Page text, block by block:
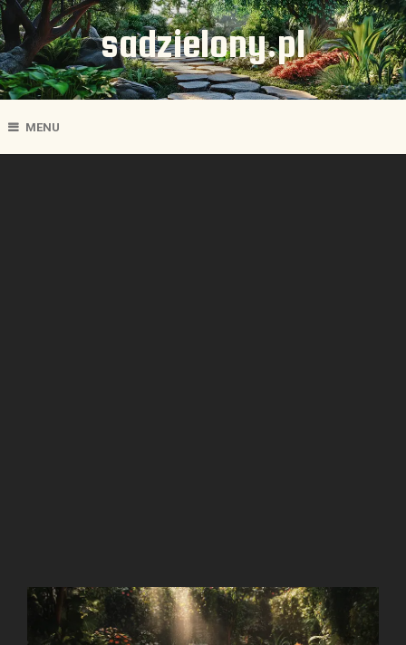
sadzielony.pl
MENU